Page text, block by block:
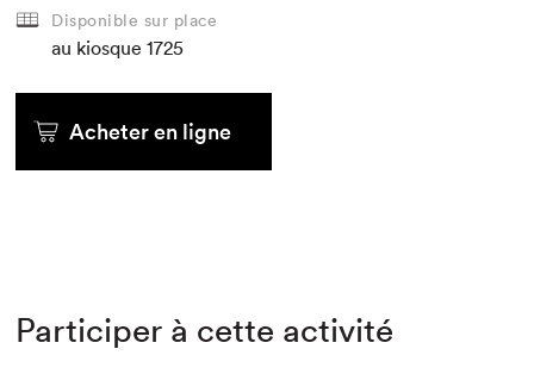
Disponible sur place
au kiosque 1725
Acheter en ligne
Participer à cette activité